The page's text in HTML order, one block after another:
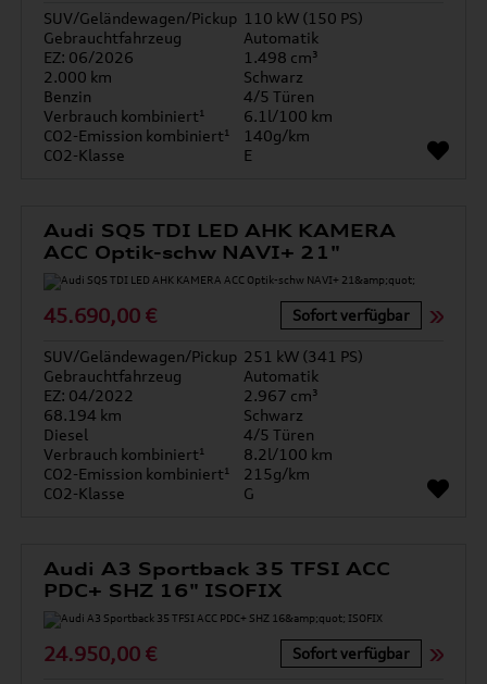
SUV/Geländewagen/Pickup 110 kW (150 PS)
Gebrauchtfahrzeug
Automatik
EZ: 06/2026
1.498 cm³
2.000 km
Schwarz
Benzin
4/5 Türen
Verbrauch kombiniert¹
6.1l/100 km
CO2-Emission kombiniert¹
140g/km
CO2-Klasse
E
Audi SQ5 TDI LED AHK KAMERA
ACC Optik-schw NAVI+ 21"
45.690,00 € Sofort verfügbar
SUV/Geländewagen/Pickup 251 kW (341 PS)
Gebrauchtfahrzeug
Automatik
EZ: 04/2022
2.967 cm³
68.194 km
Schwarz
Diesel
4/5 Türen
Verbrauch kombiniert¹
8.2l/100 km
CO2-Emission kombiniert¹
215g/km
CO2-Klasse
G
Audi A3 Sportback 35 TFSI ACC
PDC+ SHZ 16" ISOFIX
24.950,00 € Sofort verfügbar